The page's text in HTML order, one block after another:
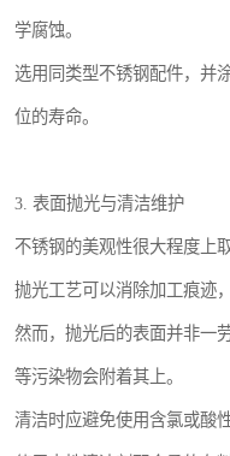
学腐蚀。
选用同类型不锈钢配件，并
位的寿命。
3. 表面抛光与清洁维护
不锈钢的美观性很大程度上
抛光工艺可以消除加工痕迹
然而，抛光后的表面并非一
等污染物会附着其上。
清洁时应避免使用含氯或酸